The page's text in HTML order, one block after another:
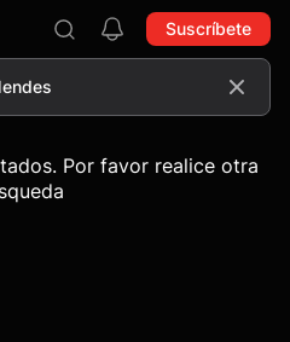
Suscríbete
Por favor realice otra